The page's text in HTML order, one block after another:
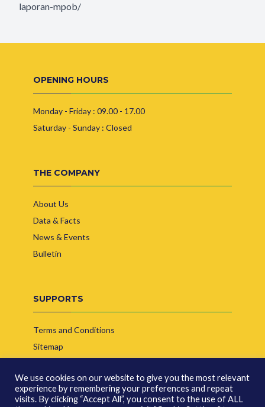
laporan-mpob/
OPENING HOURS
Monday - Friday : 09.00 - 17.00
Saturday - Sunday : Closed
THE COMPANY
About Us
Data & Facts
News & Events
Bulletin
SUPPORTS
Terms and Conditions
Sitemap
We use cookies on our website to give you the most relevant
experience by remembering your preferences and repeat
visits. By clicking “Accept All”, you consent to the use of ALL